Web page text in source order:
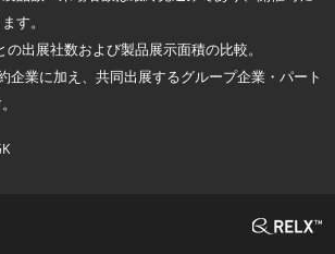
す。
出展社数および製品展示面積の比較。
企業に加え、共同出展するグループ企業・パート